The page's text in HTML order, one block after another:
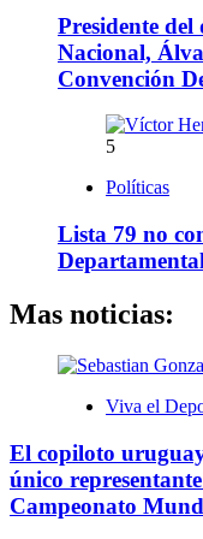
Presidente
Nacional,
Convención
5
Políticas
Lista 79 no
Mas noticias:
Viva el
El copiloto
único
Campeonato